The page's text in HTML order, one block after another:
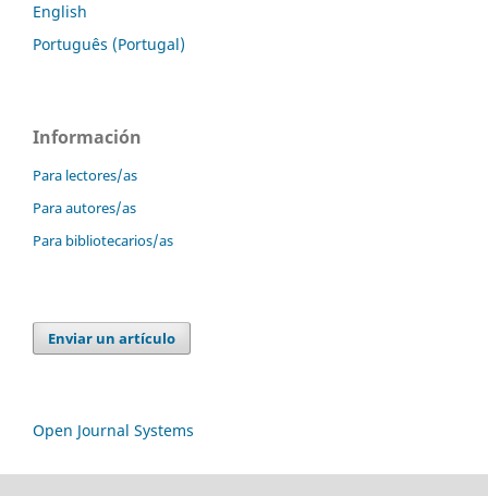
English
Português (Portugal)
Información
Para lectores/as
Para autores/as
Para bibliotecarios/as
Enviar un artículo
Open Journal Systems